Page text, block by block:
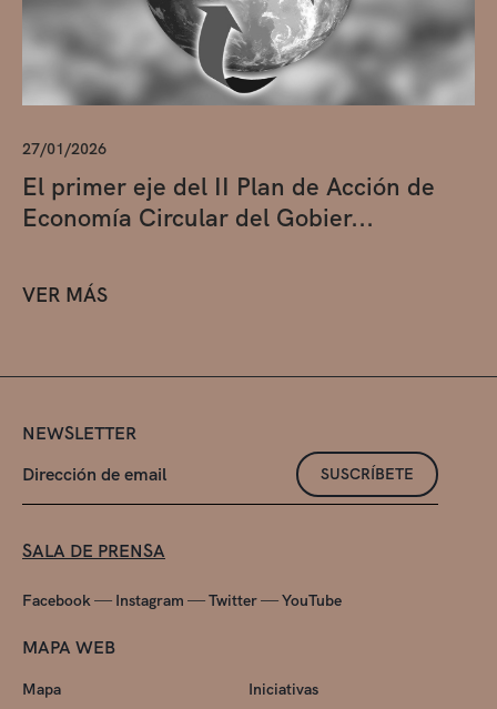
27/01/2026
El primer eje del II Plan de Acción de
Economía Circular del Gobier...
VER MÁS
NEWSLETTER
SUSCRÍBETE
SALA DE PRENSA
Facebook— Instagram —Twitter—YouTube
MAPA WEB
Mapa
Iniciativas